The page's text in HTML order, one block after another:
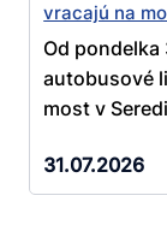
vracajú na
Od
autobusové
most v
31.07.2026